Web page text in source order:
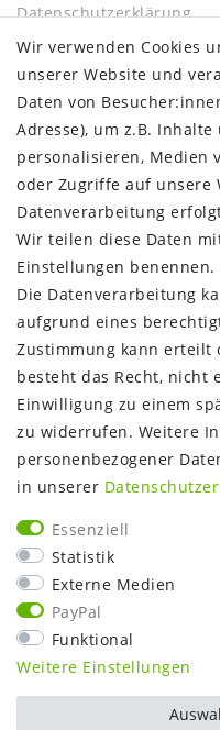
Daten­schutz­erklärung
AGB
Widerrufs­recht
Kontakt
Vertrag widerrufen
INFORMATIONEN:
Zahlungsinformationen
Versandinformationen
Über uns
Gutschein
NEWS
Google Maps
Kundenbewertungen
Kontakt
Mein Konto
Warenkorb
Kasse
Vorteile
Wir verwenden Cookies
unserer Website und
Daten von
Adresse), um z.B. Inhalte
personalisieren, Medien
oder Zugriffe auf unsere
Datenverarbeitung
Wir teilen diese Daten
Einstellungen benennen.
Die Datenverarbeitung
aufgrund eines
Zustimmung kann erteilt
besteht das Recht, nicht
Einwilligung zu einem
zu widerrufen. Weitere
personenbezogener
in unserer
Essenziell
Statistik
Externe Medien
PayPal
Funktional
Weitere Einstellungen